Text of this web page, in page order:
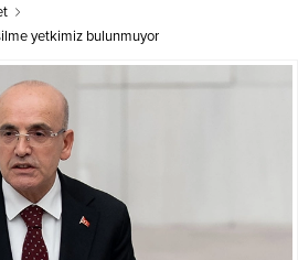
yetkimiz bulunmuyor